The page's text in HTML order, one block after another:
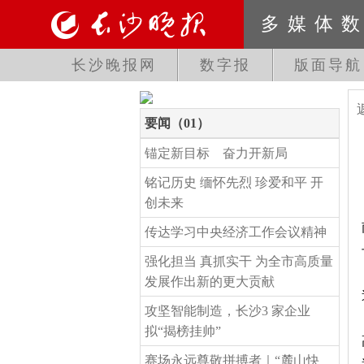
多媒体
长沙晚报网 数字报 版面导航
要闻（01）
锚定新目标 奋力开新局
铭记历史 缅怀先烈 珍爱和平 开
创未来
传达学习中央经济工作会议精神
强化担当 真抓实干 为全市高质量
发展作出新的更大贡献
攻坚智能制造，长沙3 家企业
拟“揭榜挂帅”
赛场永远尊敬拼搏者｜“麓山快